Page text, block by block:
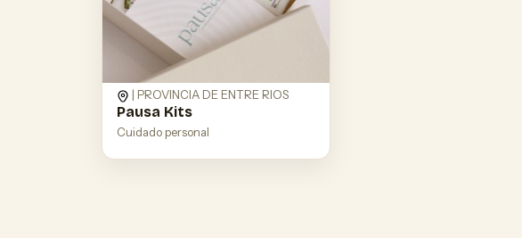
| PROVINCIA DE ENTRE RIOS
Pausa Kits
Cuidado personal